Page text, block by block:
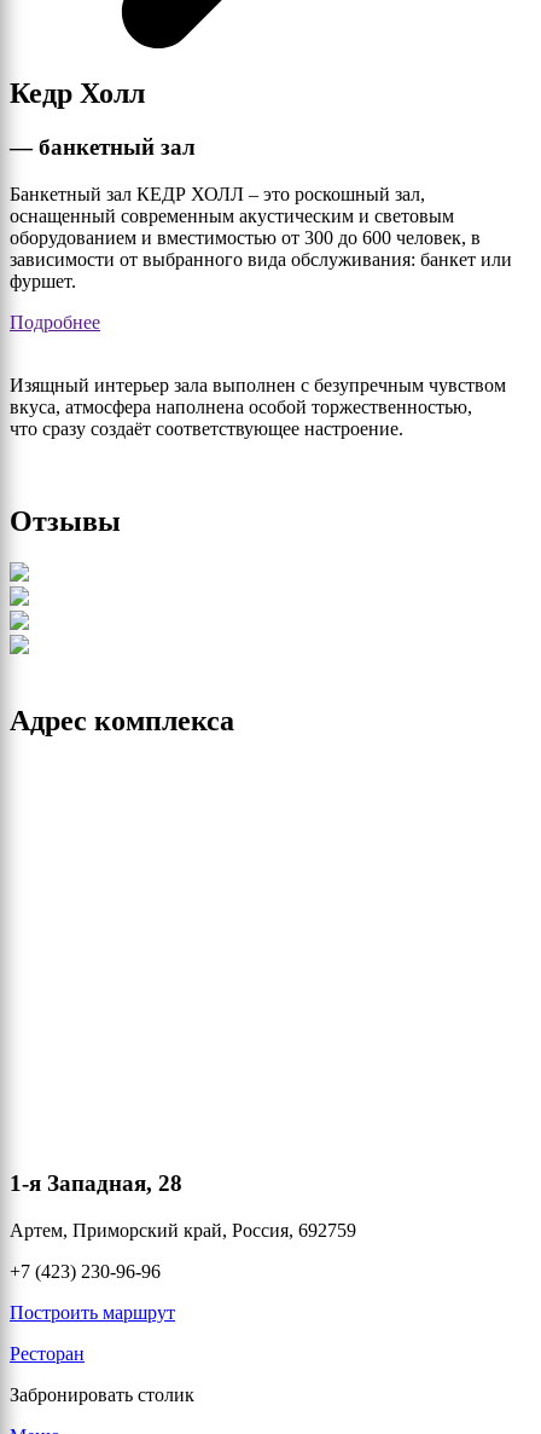
Кедр Холл
— банкетный зал
Банкетный зал КЕДР ХОЛЛ – это роскошный зал,
оснащенный современным акустическим и световым
оборудованием и вместимостью от 300 до 600 человек, в
зависимости от выбранного вида обслуживания: банкет или
фуршет.
Подробнее
Изящный интерьер зала выполнен с безупречным чувством
вкуса, атмосфера наполнена особой торжественностью,
что сразу создаёт соответствующее настроение.
Отзывы
Адрес комплекса
1-я Западная, 28
Артем, Приморский край, Россия, 692759
+7 (423) 230-96-96
Построить маршрут
Ресторан
Забронировать столик